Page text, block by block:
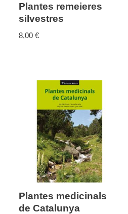
Plantes remeieres
silvestres
8,00€
Plantes medicinals
de Catalunya